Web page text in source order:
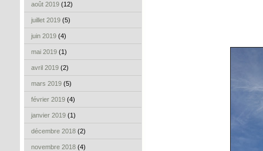
août 2019 (12)
juillet 2019 (5)
juin 2019 (4)
mai 2019 (1)
avril 2019 (2)
mars 2019 (5)
février 2019 (4)
janvier 2019 (1)
décembre 2018 (2)
novembre 2018 (4)